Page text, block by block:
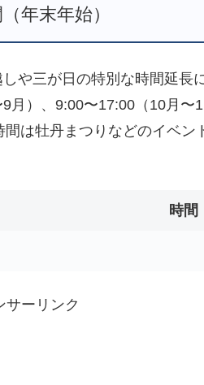
年末年始）
や三が日の特別な時間延長
月）、9:00〜17:00（10月〜
は牡丹まつりなどのイベン
時間
サーリンク